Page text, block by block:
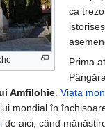
ca
Prima
Amfilohie. Viața
mondial în
de aici, când